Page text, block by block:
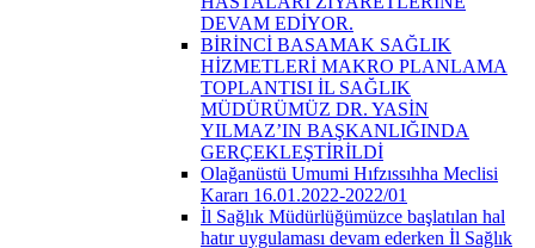
DEVAM EDİYOR.
BİRİNCİ BASAMAK SAĞLIK
HİZMETLERİ MAKRO PLANLAMA
TOPLANTISI İL SAĞLIK
MÜDÜRÜMÜZ DR. YASİN
YILMAZ’IN BAŞKANLIĞINDA
GERÇEKLEŞTİRİLDİ
Olağanüstü Umumi Hıfzıssıhha Meclisi
Kararı 16.01.2022-2022/01
İl Sağlık Müdürlüğümüzce başlatılan hal
hatır uygulaması devam ederken İl Sağlık